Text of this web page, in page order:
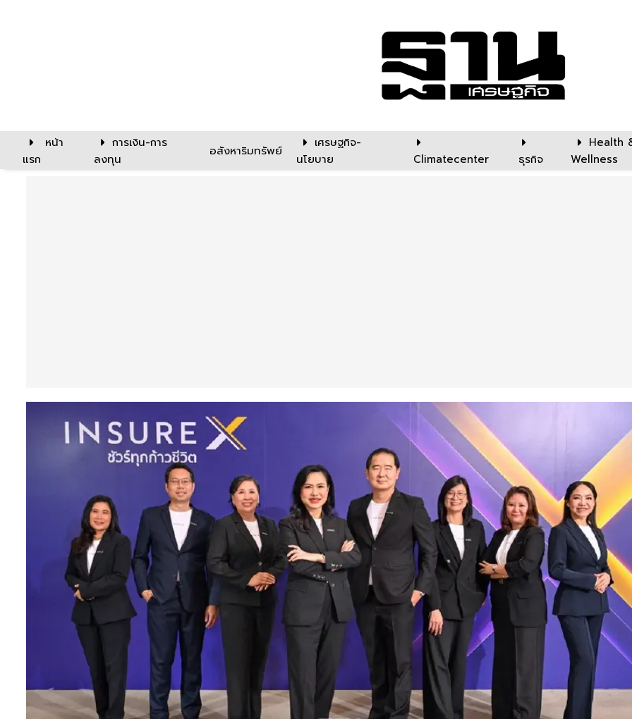
หน้า
แรก
การเงิน-การ
ลงทุน
อสังหาริมทรัพย์
เศรษฐกิจ-
นโยบาย
Climatecenter ธุรกิจ
Health
Wellness